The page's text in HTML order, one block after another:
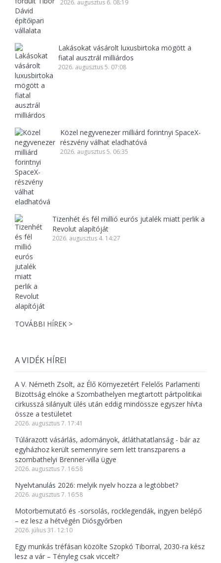
2026. augusztus 6. 08:19
Lakásokat vásárolt luxusbirtoka mögött a
fiatal ausztrál milliárdos
2026. augusztus 5. 07:08
Közel negyvenezer milliárd forintnyi SpaceX-
részvény válhat eladhatóvá
2026. augusztus 5. 06:35
Tizenhét és fél millió eurós jutalék miatt perlik a
Revolut alapítóját
2026. augusztus 4. 14:27
TOVÁBBI HÍREK >
A VIDÉK HÍREI
A V. Németh Zsolt, az Élő Környezetért Felelős Parlamenti
Bizottság elnöke a Szombathelyen megtartott pártpolitikai
cirkusszá silányult ülés után eddig mindössze egyszer hívta
össze a testületet
2026. augusztus 7. 17:41
Túlárazott vásárlás, adományok, átláthatatlanság - bár az
egyházhoz került semennyire sem lett transzparens a
szombathelyi Brenner-villa ügye
2026. augusztus 7. 16:58
Nyelvtanulás 2026: melyik nyelv hozza a legtöbbet?
2026. augusztus 7. 16:58
Motorbemutató és -sorsolás, rocklegendák, ingyen belépő
– ez lesz a hétvégén Diósgyőrben
2026. július 31. 12:10
Egy munkás tréfásan közölte Szopkó Tiborral, 2030-ra kész
lesz a vár – Tényleg csak viccelt?